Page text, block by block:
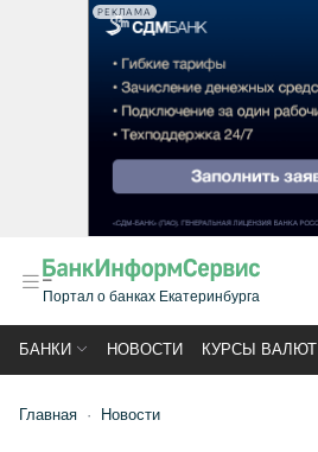
РЕКЛАМА
Портал о банках Екатеринбурга
БАНКИ НОВОСТИ КУРСЫ ВАЛЮТ
Главная Новости